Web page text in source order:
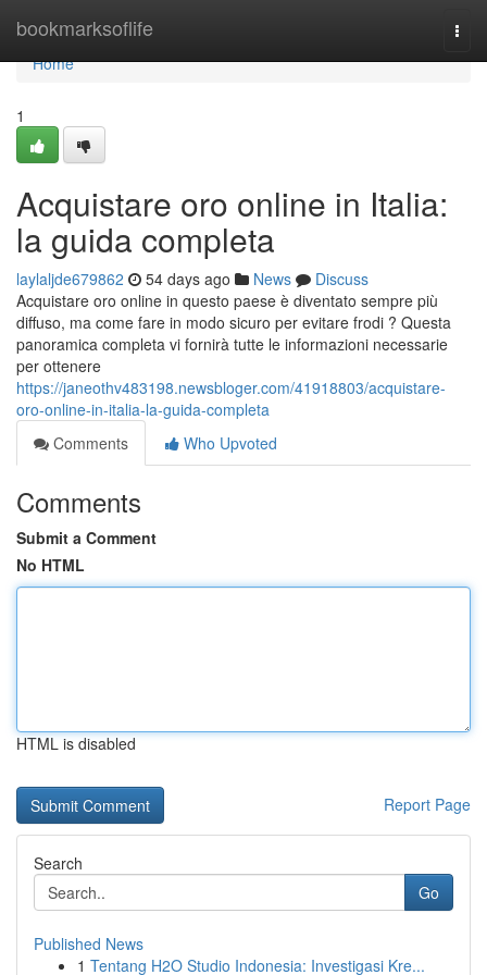
bookmarksoflife
Home
Home
1
Acquistare oro online in Italia:
la guida completa
laylaljde679862 54 days ago News
Discuss
Acquistare oro online in questo paese è diventato sempre più
diffuso, ma come fare in modo sicuro per evitare frodi ? Questa
panoramica completa vi fornirà tutte le informazioni necessarie
per ottenere
https://janeothv483198.newsbloger.com/41918803/acquistare-
oro-online-in-italia-la-guida-completa
Comments
Who Upvoted
Comments
Submit a Comment
No HTML
HTML is disabled
Report Page
Search
Go
Published News
1 Tentang H2O Studio Indonesia: Investigasi Kre...